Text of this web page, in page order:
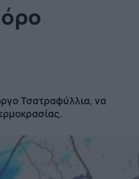
Τσατραφύλλια, να